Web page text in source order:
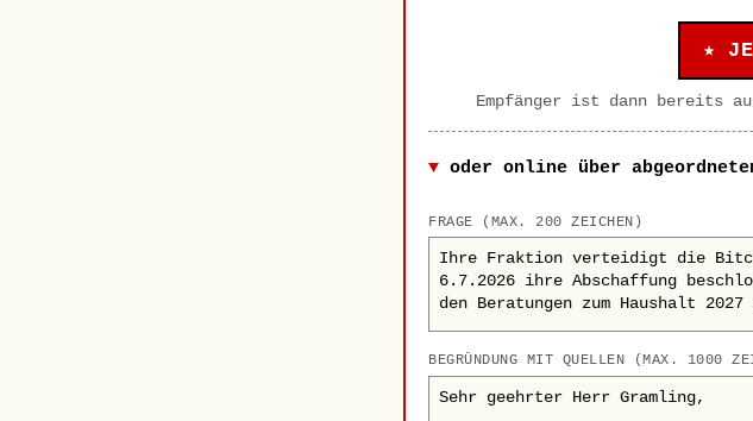
★
Empfänger ist dann bereits
oder online über
FRAGE (MAX. 200 ZEICHEN)
BEGRÜNDUNG MIT QUELLEN (MAX. 1000